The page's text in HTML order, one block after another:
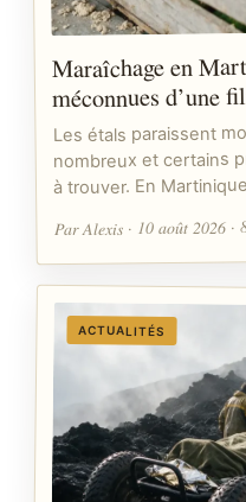
Maraîchage en
méconnues d’une
Les étals paraissent
nombreux et certains
à trouver. En
Par Alexis · 10 août 2026 ·
ACTUALITÉS